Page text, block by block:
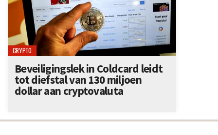
CRYPTO
Beveiligingslek in Coldcard leidt
tot diefstal van 130 miljoen
dollar aan cryptovaluta